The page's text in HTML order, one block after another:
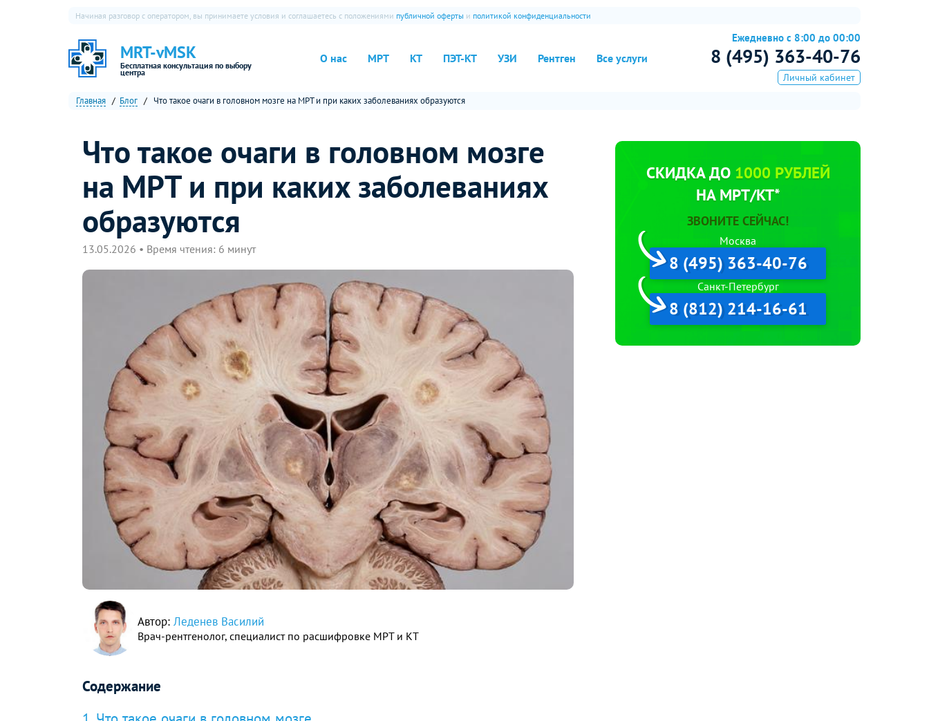
MRT-vMSK
Бесплатная консультация по выбору
центра
О нас МРТ КТ ПЭТ-КТ УЗИ Рентген Все услуги
Начиная разговор с оператором, вы принимаете условия и соглашаетесь с положениями публичной оферты и политикой конфиденциальности
Ежедневно с 8:00 до 00:00
8 (495) 363-40-76
Личный кабинет
Главная Блог Что такое очаги в головном мозге на МРТ и при каких заболеваниях образуются
Что такое очаги в головном мозге
на МРТ и при каких заболеваниях
образуются
13.05.2026 • Время чтения: 6 минут
Автор: Леденев Василий
Врач-рентгенолог, специалист по расшифровке МРТ и КТ
Содержание
СКИДКА ДО 1000 РУБЛЕЙ
НА МРТ/КТ*
ЗВОНИТЕ СЕЙЧАС!
Москва
8 (495) 363-40-76
Санкт-Петербург
8 (812) 214-16-61